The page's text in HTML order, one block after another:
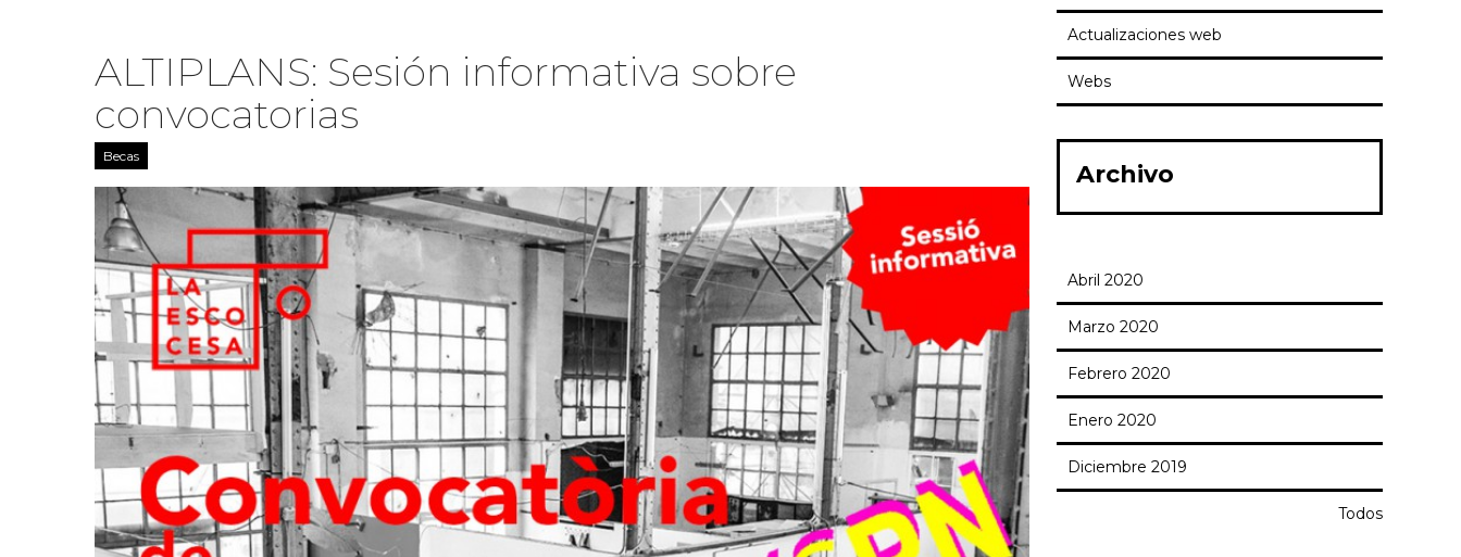
ALTIPLANS: Sesión informativa sobre
convocatorias
Becas
Actualizaciones web
Webs
Archivo
Abril 2020
Marzo 2020
Febrero 2020
Enero 2020
Diciembre 2019
Todos